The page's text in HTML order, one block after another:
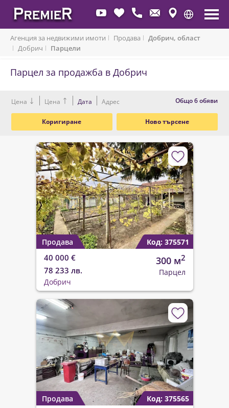
Агенция за недвижими имоти Продава
Добрич, област
Добрич
Парцели
Парцел за продажба в Добрич
Цена Цена Дата Адрес Oбщо 6 обяви
Коригиране Ново търсене
Продава Код: 375571
40 000 €
78 233 лв.
300 м2
Парцел
Добрич
Продава Код: 375565